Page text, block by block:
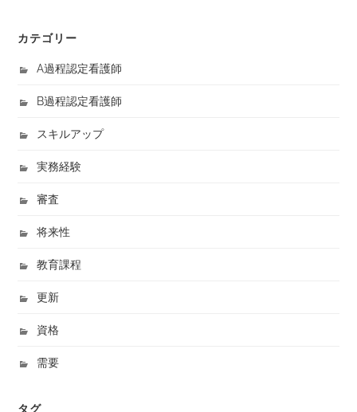
カテゴリー
A過程認定看護師
B過程認定看護師
スキルアップ
実務経験
審査
将来性
教育課程
更新
資格
需要
タグ